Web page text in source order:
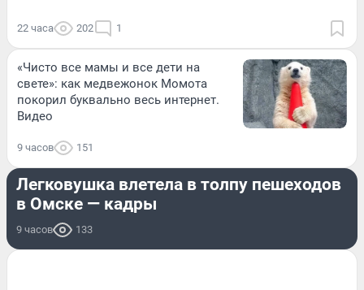
22 часа 202 1
«Чисто все мамы и все дети на
свете»: как медвежонок Момота
покорил буквально весь интернет.
Видео
9 часов 151
ПРОИСШЕСТВИЯ
Легковушка влетела в толпу пешеходов
в Омске — кадры
9 часов 133